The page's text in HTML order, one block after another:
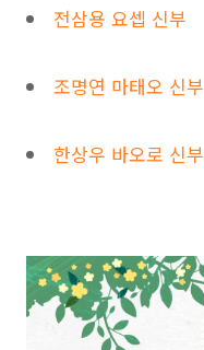
전삼용 요셉 신부
조명연 마태오 신부
한상우 바오로 신부